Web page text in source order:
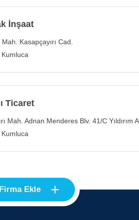
İnşaat
Kasapçayırı Cad.
Kumluca
Ticaret
Mah. Adnan Menderes Blv. 41/C Yıldırım
Kumluca
Firma Ekle +